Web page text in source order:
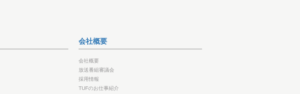
会社概要
会社概要
放送番組審議会
採用情報
TUFのお仕事紹介